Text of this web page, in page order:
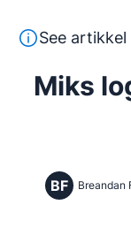
Võta ühendust
See tekst on
See
Miks
BF Breandan